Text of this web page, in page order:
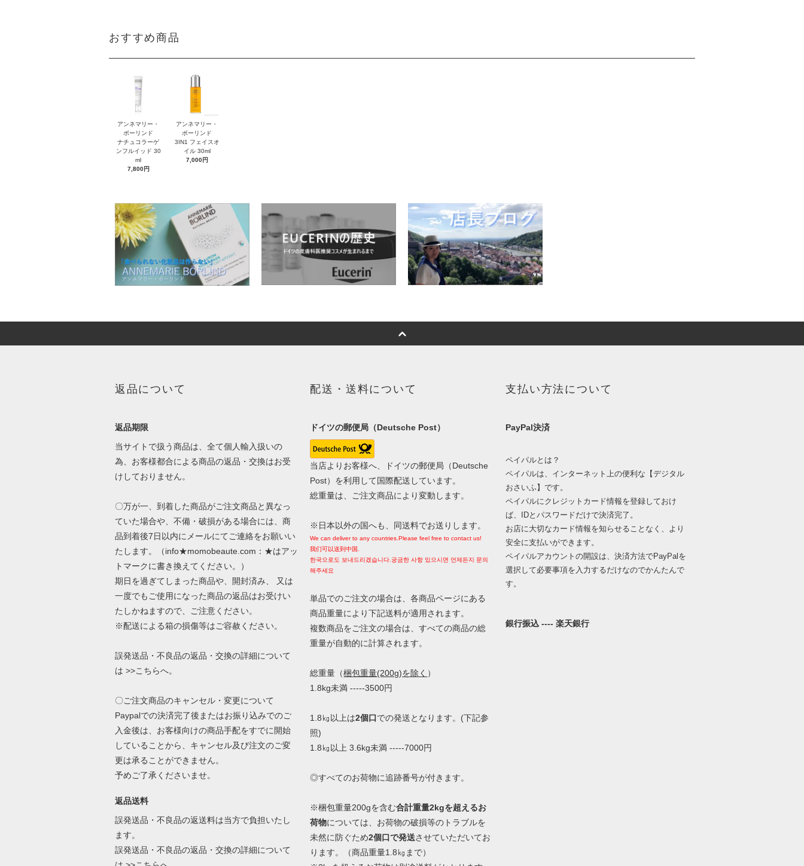
おすすめ商品
アンネマリー・
ボーリンド
ナチュコラーゲ
ンフルイッド 30
ml
7,800円
アンネマリー・
ボーリンド
3IN1 フェイスオ
イル 30ml
7,000円
返品について
返品期限
当サイトで扱う商品は、全て個人輸入扱いの
為、お客様都合による商品の返品・交換はお受
けしておりません。
〇万が一、到着した商品がご注文商品と異なっ
ていた場合や、不備・破損がある場合には、商
品到着後7日以内にメールにてご連絡をお願いい
たします。（info★momobeaute.com：★はアッ
トマークに書き換えてください。）
期日を過ぎてしまった商品や、開封済み、 又は
一度でもご使用になった商品の返品はお受けい
たしかねますので、ご注意ください。
※配送による箱の損傷等はご容赦ください。
誤発送品・不良品の返品・交換の詳細について
は >>こちらへ。
〇ご注文商品のキャンセル・変更について
Paypalでの決済完了後またはお振り込みでのご
入金後は、お客様向けの商品手配をすでに開始
していることから、キャンセル及び注文のご変
更は承ることができません。
予めご了承くださいませ。
返品送料
誤発送品・不良品の返送料は当方で負担いたし
ます。
誤発送品・不良品の返品・交換の詳細について
配送・送料について
ドイツの郵便局（Deutsche Post）
当店よりお客様へ、ドイツの郵便局（Deutsche
Post）を利用して国際配送しています。
総重量は、ご注文商品により変動します。
※日本以外の国へも、同送料でお送りします。
We can deliver to any countries.Please feel free to contact us!
我们可以送到中国.
한국으로도 보내드리겠습니다.궁금한 사항 있으시면 언제든지 문의
해주세요
単品でのご注文の場合は、各商品ページにある
商品重量により下記送料が適用されます。
複数商品をご注文の場合は、すべての商品の総
重量が自動的に計算されます。
総重量（梱包重量(200g)を除く ）
1.8kg未満 -----3500円
1.8㎏以上は2個口での発送となります。(下記参
照)
1.8㎏以上 3.6kg未満 -----7000円
◎すべてのお荷物に追跡番号が付きます。
※梱包重量200gを含む合計重量2kgを超えるお
荷物については、お荷物の破損等のトラブルを
未然に防ぐため2個口で発送させていただいてお
ります。（商品重量1.8㎏まで）
支払い方法について
PayPal決済
ペイパルとは？
ペイパルは、インターネット上の便利な【デジタル
おさいふ】です。
ペイパルにクレジットカード情報を登録しておけ
ば、IDとパスワードだけで決済完了。
お店に大切なカード情報を知らせることなく、より
安全に支払いができます。
ペイパルアカウントの開設は、決済方法でPayPalを
選択して必要事項を入力するだけなのでかんたんで
す。
銀行振込 ---- 楽天銀行